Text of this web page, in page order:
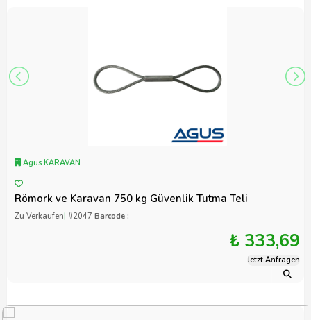
Agus KARAVAN
Römork ve Karavan 750 kg Güvenlik Tutma Teli
Zu Verkaufen| #2047 Barcode :
₺ 333,69
Jetzt Anfragen